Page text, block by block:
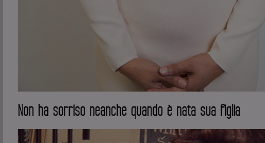
Non ha sorriso neanche quando è nata sua figlia